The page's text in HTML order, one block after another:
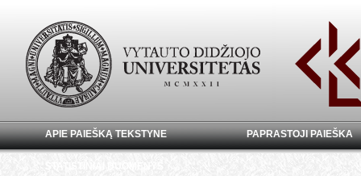
APIE PAIEŠKĄ TEKSTYNE PAPRASTOJI PAIEŠKA